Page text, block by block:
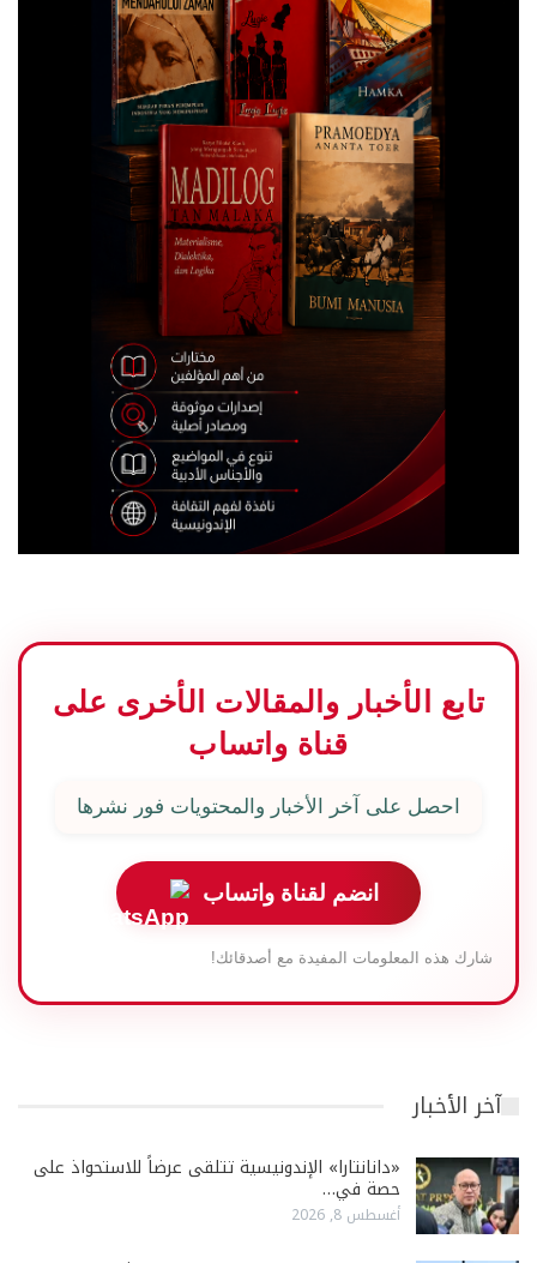
تابع الأخبار والمقالات الأخرى على
قناة واتساب
احصل على آخر الأخبار والمحتويات فور نشرها
انضم لقناة واتساب
شارك هذه المعلومات المفيدة مع أصدقائك!
آخر الأخبار
«دانانتارا» الإندونيسية تتلقى عرضاً للاستحواذ على
حصة في…
أغسطس 8, 2026